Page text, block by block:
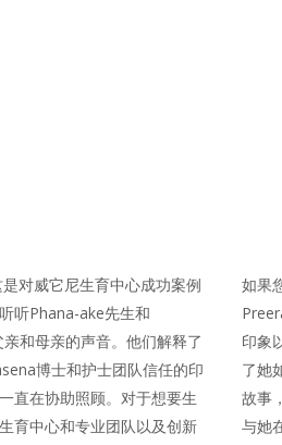
对威它尼生育中心成功案例
听Phana-ake先生和
和母亲的声音。他们解释了
博士和护士团队信任的印
直在协助照顾。对于想要生
育中心和专业团队以及创新
如果
印象
了她
故事
与她